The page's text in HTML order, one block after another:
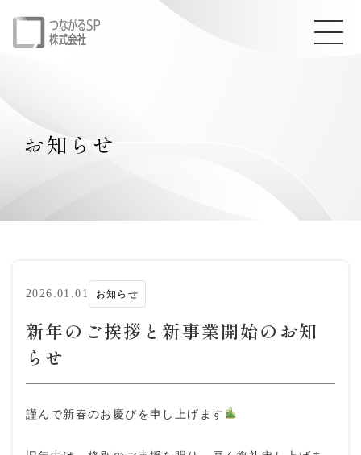
お知らせ
2026.01.01 お知らせ
新年のご挨拶と新事業開始のお知
らせ
謹んで新春のお慶びを申し上げます